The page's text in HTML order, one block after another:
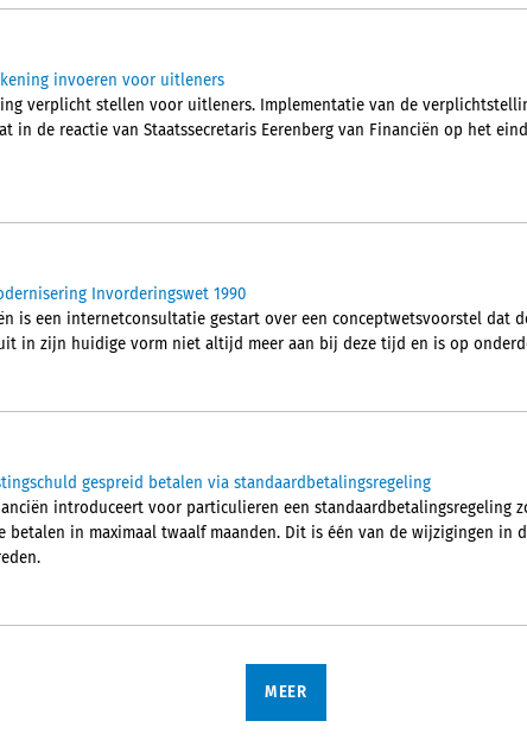
invoeren voor uitleners
verplicht stellen voor uitleners. Implementatie van de
in de reactie van Staatssecretaris Eerenberg van Financiën op het
Invorderingswet 1990
is een internetconsultatie gestart over een conceptwetsvoorstel dat
in zijn huidige vorm niet altijd meer aan bij deze tijd en is op
gespreid betalen via standaardbetalingsregeling
introduceert voor particulieren een standaardbetalingsregeling
betalen in maximaal twaalf maanden. Dit is één van de wijzigingen in
MEER